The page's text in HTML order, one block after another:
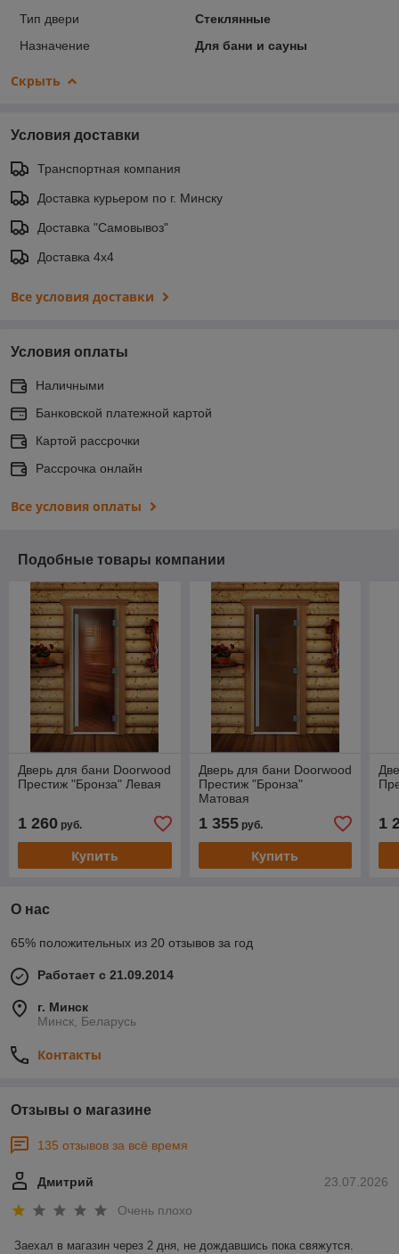
Тип двери
Стеклянные
Назначение
Для бани и сауны
Скрыть
Условия доставки
Транспортная компания
Доставка курьером по г. Минску
Доставка "Самовывоз"
Доставка 4х4
Все условия доставки
Условия оплаты
Наличными
Банковской платежной картой
Картой рассрочки
Рассрочка онлайн
Все условия оплаты
Подобные товары компании
Дверь для бани Doorwood
Престиж "Бронза" Левая
1 260 руб.
Купить
Дверь для бани Doorwood
Престиж "Бронза"
Матовая
1 355руб.
Купить
1
О нас
65% положительных из 20 отзывов за год
Работает с 21.09.2014
г. Минск
Минск, Беларусь
Контакты
Отзывы о магазине
135 отзывов за всё время
23.07.2026
Дмитрий
Очень плохо
Заехал в магазин через 2 дня, не дождавшись пока свяжутся.